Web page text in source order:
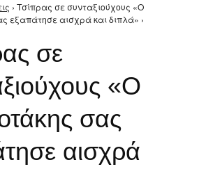
› Τσίπρας σε συνταξιούχους «Ο
εξαπάτησε αισχρά και διπλά» ›
σε
«Ο
σας
αισχρά